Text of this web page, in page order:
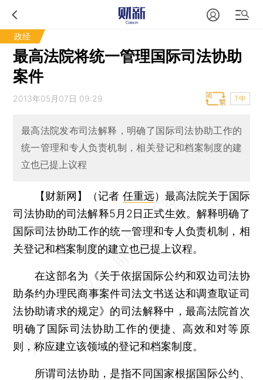
政经
最高法院将统一管理国际司法协助
案件
2013年05月07日 09:29 T中
最高法院发布司法解释，明确了国际司法协助工作的
统一管理和专人负责机制，相关登记和档案制度的建
立也已提上议程
【财新网】（记者 任重远） 最高法院关于国际
司法协助的司法解释5月2日正式生效。解释明确了
国际司法协助工作的统一管理和专人负责机制，相
关登记和档案制度的建立也已提上议程。
在这部名为《关于依据国际公约和双边司法协
助条约办理民商事案件司法文书送达和调查取证司
法协助请求的规定》的司法解释中，最高法院首次
明确了国际司法协助工作的便捷、高效和对等原
则，称应建立该领域的登记和档案制度。
所谓司法协助，是指不同国家根据国际公约、